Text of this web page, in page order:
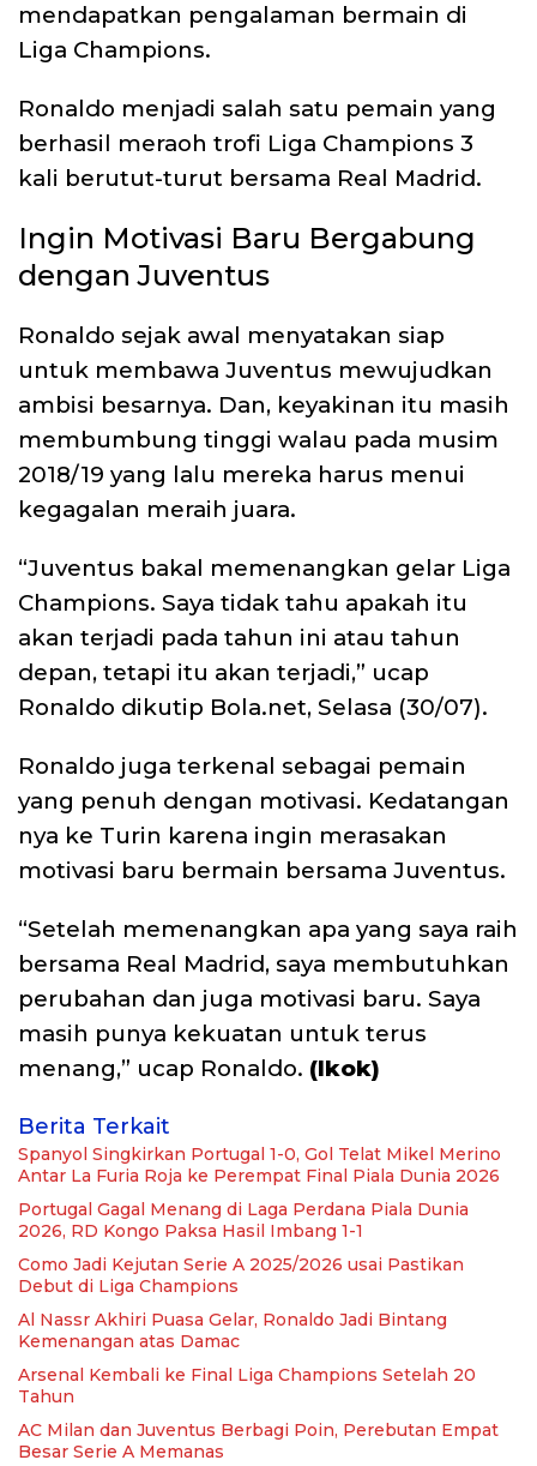
mendapatkan pengalaman bermain di
Liga Champions.
Ronaldo menjadi salah satu pemain yang
berhasil meraoh trofi Liga Champions 3
kali berutut-turut bersama Real Madrid.
Ingin Motivasi Baru Bergabung
dengan Juventus
Ronaldo sejak awal menyatakan siap
untuk membawa Juventus mewujudkan
ambisi besarnya. Dan, keyakinan itu masih
membumbung tinggi walau pada musim
2018/19 yang lalu mereka harus menui
kegagalan meraih juara.
“Juventus bakal memenangkan gelar Liga
Champions. Saya tidak tahu apakah itu
akan terjadi pada tahun ini atau tahun
depan, tetapi itu akan terjadi,” ucap
Ronaldo dikutip Bola.net, Selasa (30/07).
Ronaldo juga terkenal sebagai pemain
yang penuh dengan motivasi. Kedatangan
nya ke Turin karena ingin merasakan
motivasi baru bermain bersama Juventus.
“Setelah memenangkan apa yang saya raih
bersama Real Madrid, saya membutuhkan
perubahan dan juga motivasi baru. Saya
masih punya kekuatan untuk terus
menang,” ucap Ronaldo. (Ikok)
Berita Terkait
Spanyol Singkirkan Portugal 1-0, Gol Telat Mikel Merino
Antar La Furia Roja ke Perempat Final Piala Dunia 2026
Portugal Gagal Menang di Laga Perdana Piala Dunia
2026, RD Kongo Paksa Hasil Imbang 1-1
Como Jadi Kejutan Serie A 2025/2026 usai Pastikan
Debut di Liga Champions
Al Nassr Akhiri Puasa Gelar, Ronaldo Jadi Bintang
Kemenangan atas Damac
Arsenal Kembali ke Final Liga Champions Setelah 20
Tahun
AC Milan dan Juventus Berbagi Poin, Perebutan Empat
Besar Serie A Memanas